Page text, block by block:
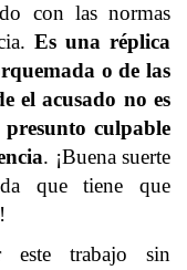
con las normas
Es una réplica
o de las
el acusado no es
presunto culpable
. ¡Buena suerte
que tiene que
este trabajo sin